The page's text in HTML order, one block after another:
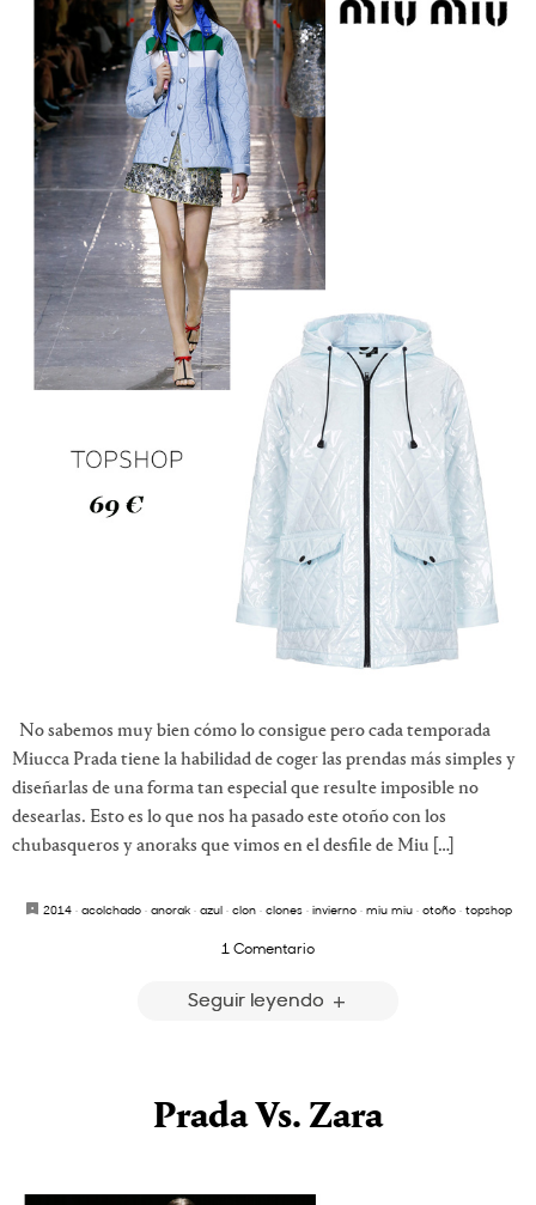
No sabemos muy bien cómo lo consigue pero cada temporada
Miucca Prada tiene la habilidad de coger las prendas más simples y
diseñarlas de una forma tan especial que resulte imposible no
desearlas. Esto es lo que nos ha pasado este otoño con los
chubasqueros y anoraks que vimos en el desfile de Miu […]
2014· acolchado· anorak· azul· clon· clones· invierno· miu miu· otoño· topshop
1 Comentario
Seguir leyendo
Prada Vs. Zara